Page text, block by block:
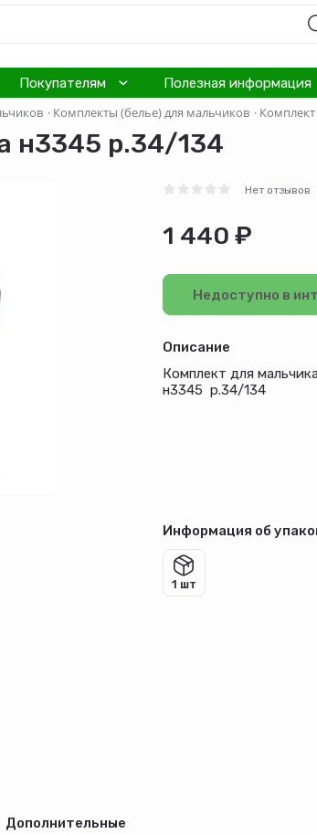
Покупателям Полезная информация
· Комплекты (белье) для мальчиков ·
н3345 р.34/134
Нет отзывов
1 440 ₽
Недоступно в
Описание
Комплект для
н3345 р.34/134
Информация об
1 шт
Дополнительные